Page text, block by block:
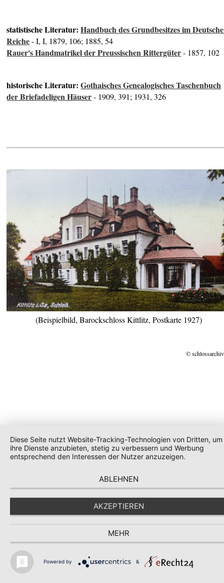
statistische Literatur:Handbuch des Grundbesitzes im
Reiche- I, I, 1879, 106; 1885, 54
Rauer's Handmatrikel der Preussischen Rittergüter- 1857, 102
historische Literatur:Gothaisches Genealogisches Taschenbuch
der Briefadeligen Häuser- 1909, 391; 1931, 326
(Beispielbild, Barockschloss Kittlitz, Postkarte 1927)
©
Diese Seite nutzt Website-Tracking-Technologien von Dritten, um
ihre Dienste anzubieten, stetig zu verbessern und Werbung
entsprechend den Interessen der Nutzer anzuzeigen.
ABLEHNEN
AKZEPTIEREN
MEHR
Powered by &